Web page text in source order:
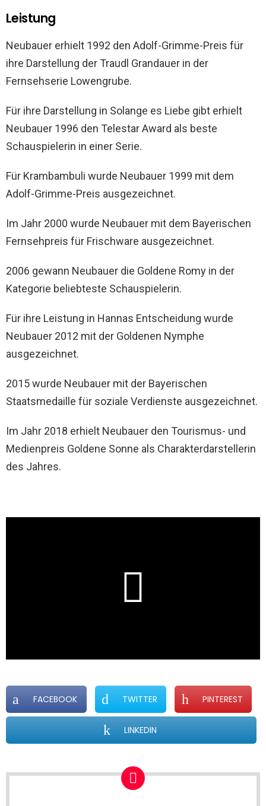
Leistung
Neubauer erhielt 1992 den Adolf-Grimme-Preis für
ihre Darstellung der Traudl Grandauer in der
Fernsehserie Lowengrube.
Für ihre Darstellung in Solange es Liebe gibt erhielt
Neubauer 1996 den Telestar Award als beste
Schauspielerin in einer Serie.
Für Krambambuli wurde Neubauer 1999 mit dem
Adolf-Grimme-Preis ausgezeichnet.
Im Jahr 2000 wurde Neubauer mit dem Bayerischen
Fernsehpreis für Frischware ausgezeichnet.
2006 gewann Neubauer die Goldene Romy in der
Kategorie beliebteste Schauspielerin.
Für ihre Leistung in Hannas Entscheidung wurde
Neubauer 2012 mit der Goldenen Nymphe
ausgezeichnet.
2015 wurde Neubauer mit der Bayerischen
Staatsmedaille für soziale Verdienste ausgezeichnet.
Im Jahr 2018 erhielt Neubauer den Tourismus- und
Medienpreis Goldene Sonne als Charakterdarstellerin
des Jahres.
FACEBOOK TWITTER PINTEREST
LINKEDIN